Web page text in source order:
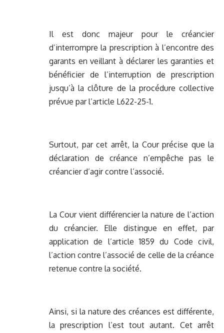
Il est donc majeur pour le créancier
d’interrompre la prescription à l’encontre des
garants en veillant à déclarer les garanties et
bénéficier de l’interruption de prescription
jusqu’à la clôture de la procédure collective
prévue par l’article L622-25-1.
Surtout, par cet arrêt, la Cour précise que la
déclaration de créance n’empêche pas le
créancier d’agir contre l’associé.
La Cour vient différencier la nature de l’action
du créancier. Elle distingue en effet, par
application de l’article 1859 du Code civil,
l’action contre l’associé de celle de la créance
retenue contre la société.
Ainsi, si la nature des créances est différente,
la prescription l’est tout autant. Cet arrêt